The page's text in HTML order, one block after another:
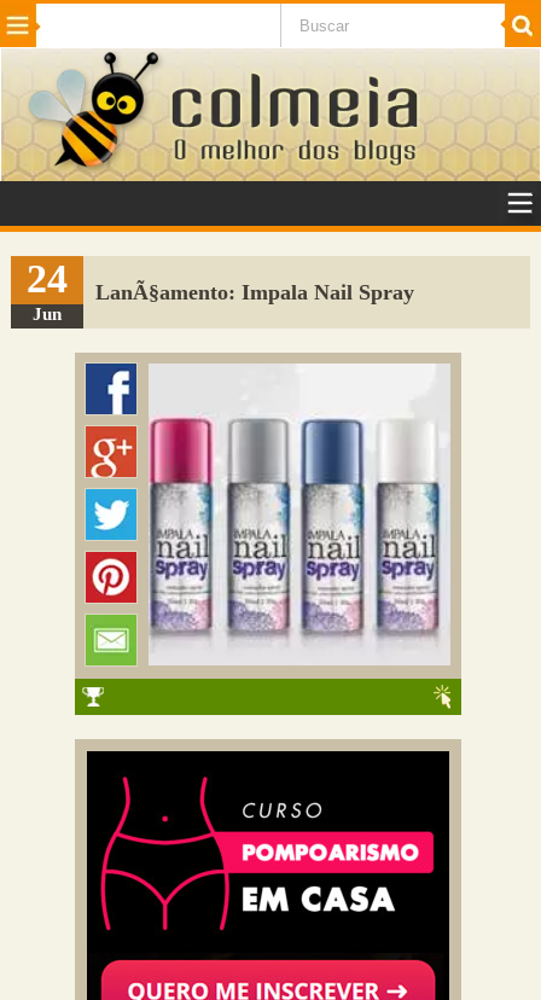
Beleza Cinema e TV
Internet Jogos NotÃ­cias SaÃºde
VeÃ­culos Adulto
Sugerir Link
Adicionar Blog
Colmeia Exchange
24
Jun
LanÃ§amento: Impala Nail Spray